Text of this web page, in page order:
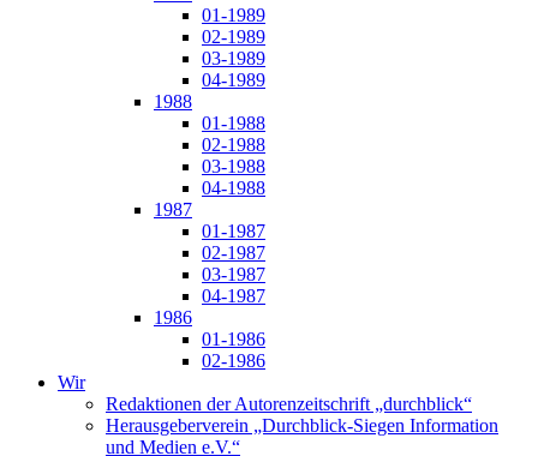
01-1989
02-1989
03-1989
04-1989
1988
01-1988
02-1988
03-1988
04-1988
1987
01-1987
02-1987
03-1987
04-1987
1986
01-1986
02-1986
Wir
Redaktionen der Autorenzeitschrift „durchblick“
Herausgeberverein „Durchblick-Siegen Information
und Medien e.V.“